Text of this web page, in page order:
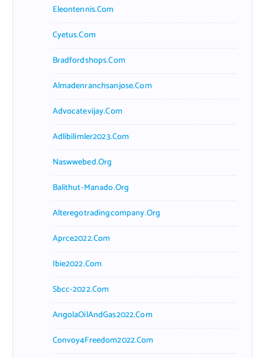
Eleontennis.com
Cyetus.com
Bradfordshops.com
Almadenranchsanjose.com
Advocatevijay.com
Adlibilimler2023.com
Naswwebed.org
Balithut-Manado.org
Alteregotradingcompany.org
Aprce2022.com
Ibie2022.com
Sbcc-2022.com
AngolaOilAndGas2022.com
Convoy4Freedom2022.com